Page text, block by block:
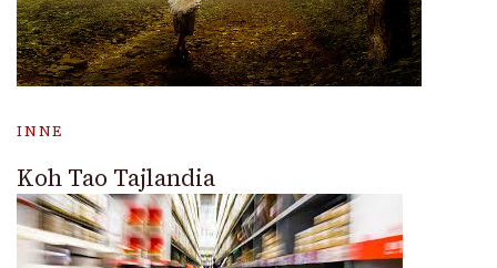
INNE
Koh Tao Tajlandia